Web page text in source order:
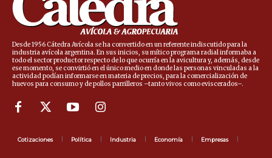
Desde 1956 Cátedra Avícola se ha convertido en un referente indiscutido para la
industria avícola argentina. En sus inicios, su mítico programa radial informaba a
todo el sector productor respecto de lo que ocurría en la avicultura y, además, desde
ese momento, se convirtió en el único medio en donde las personas vinculadas a la
actividad podían informarse en materia de precios, para la comercialización de
huevos para consumo y de pollos parrilleros –tanto vivos como eviscerados–.
Cotizaciones Política Industria Economía Empresas